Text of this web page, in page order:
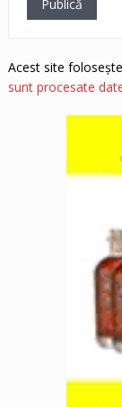
Acest site
sunt procesate